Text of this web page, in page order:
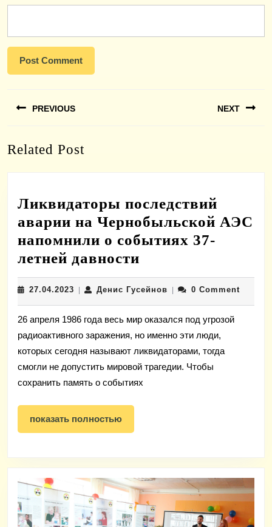
по
PREVIOUS
post:
NEXT
Related Post
Ликвидаторы последствий
аварии на Чернобыльской АЭС
напомнили о событиях 37-
летней давности
последствий
аварии
Чернобыльской
АЭС
напомнили
о
давности
27.04.2023 27.04.2023Денис ГусейновДенис0 Comment
26 апреля 1986 года весь мир оказался под угрозой
радиоактивного заражения, но именно эти люди,
которых сегодня называют ликвидаторами, тогда
смогли не допустить мировой трагедии. Чтобы
сохранить память о событиях
показать полностьюпоказать
полностью